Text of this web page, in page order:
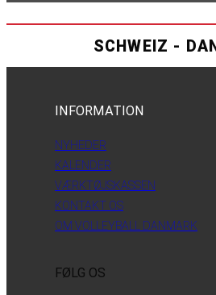
SCHWEIZ -
INFORMATION
NYHEDER
KALENDER
VÆRKTØJSKASSEN
KONTAKT OS
OM VOLLEYBALL DANMARK
FØLG OS